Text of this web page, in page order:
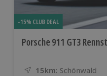
-15% CLUB DEAL
Porsche 911 GT3
15km: Entfernung
Standort
Schönwald